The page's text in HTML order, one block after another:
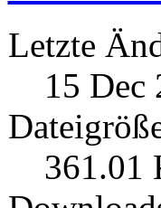
Letzte
15 Dec
361.01